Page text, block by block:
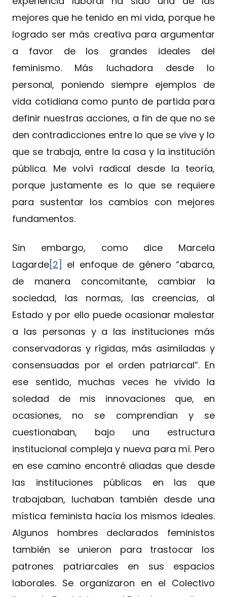
mejores que he tenido en mi vida, porque he
logrado ser más creativa para argumentar
a favor de los grandes ideales del
feminismo. Más luchadora desde lo
personal, poniendo siempre ejemplos de
vida cotidiana como punto de partida para
definir nuestras acciones, a fin de que no se
den contradicciones entre lo que se vive y lo
que se trabaja, entre la casa y la institución
pública. Me volví radical desde la teoría,
porque justamente es lo que se requiere
para sustentar los cambios con mejores
fundamentos.
Sin embargo, como dice Marcela
Lagarde[2] el enfoque de género “abarca,
de manera concomitante, cambiar la
sociedad, las normas, las creencias, al
Estado y por ello puede ocasionar malestar
a las personas y a las instituciones más
conservadoras y rígidas, más asimiladas y
consensuadas por el orden patriarcal”. En
ese sentido, muchas veces he vivido la
soledad de mis innovaciones que, en
ocasiones, no se comprendían y se
cuestionaban, bajo una estructura
institucional compleja y nueva para mí. Pero
en ese camino encontré aliadas que desde
las instituciones públicas en las que
trabajaban, luchaban también desde una
mística feminista hacía los mismos ideales.
Algunos hombres declarados feministos
también se unieron para trastocar los
patrones patriarcales en sus espacios
laborales. Se organizaron en el Colectivo